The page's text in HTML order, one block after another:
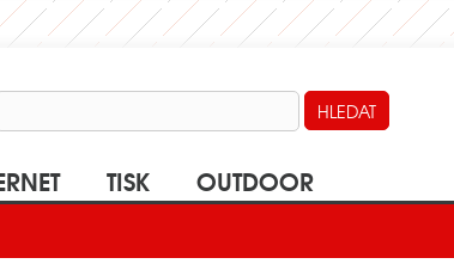
TISK OUTDOOR